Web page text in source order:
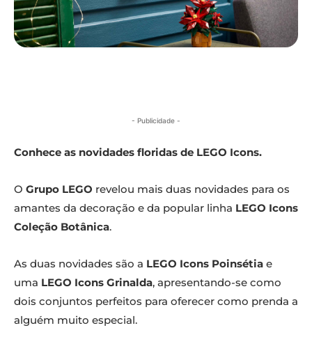
- Publicidade -
Conhece as novidades floridas de LEGO Icons.
O Grupo LEGO revelou mais duas novidades para os
amantes da decoração e da popular linha LEGO Icons
Coleção Botânica.
As duas novidades são a LEGO Icons Poinsétia e
uma LEGO Icons Grinalda, apresentando-se como
dois conjuntos perfeitos para oferecer como prenda a
alguém muito especial.